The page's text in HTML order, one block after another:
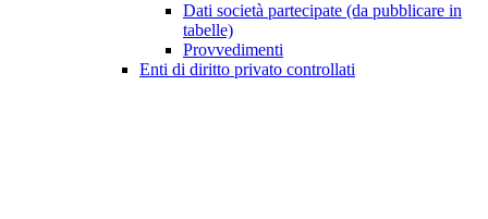
Dati società partecipate (da pubblicare in
tabelle)
Provvedimenti
Enti di diritto privato controllati